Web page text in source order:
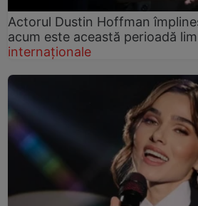
Actorul Dustin Hoffman
acum este această perioadă
internaționale